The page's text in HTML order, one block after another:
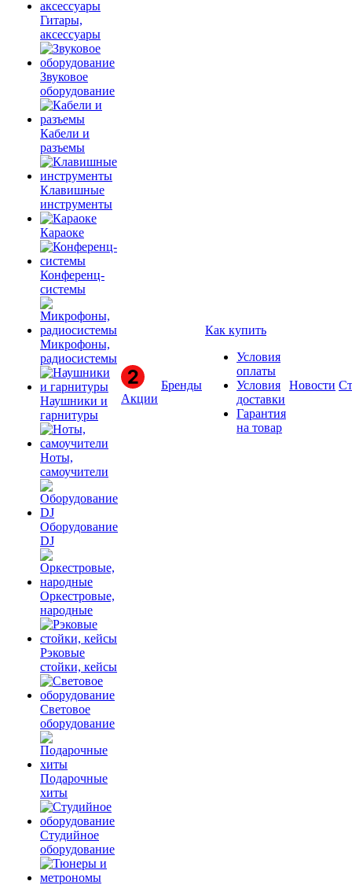
Гитары,
аксессуары
Звуковое
оборудование
Кабели и
разъемы
Клавишные
инструменты
Караоке
Конференц-
системы
Микрофоны,
радиосистемы
Наушники и
гарнитуры
Ноты,
самоучители
Оборудование
DJ
Оркестровые,
народные
Рэковые
стойки, кейсы
Световое
оборудование
Подарочные
хиты
Студийное
оборудование
Акции
Бренды
Как купить
Условия
оплаты
Условия
доставки
Гарантия
на товар
Новости